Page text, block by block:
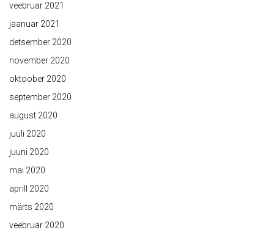
veebruar 2021
jaanuar 2021
detsember 2020
november 2020
oktoober 2020
september 2020
august 2020
juuli 2020
juuni 2020
mai 2020
aprill 2020
märts 2020
veebruar 2020